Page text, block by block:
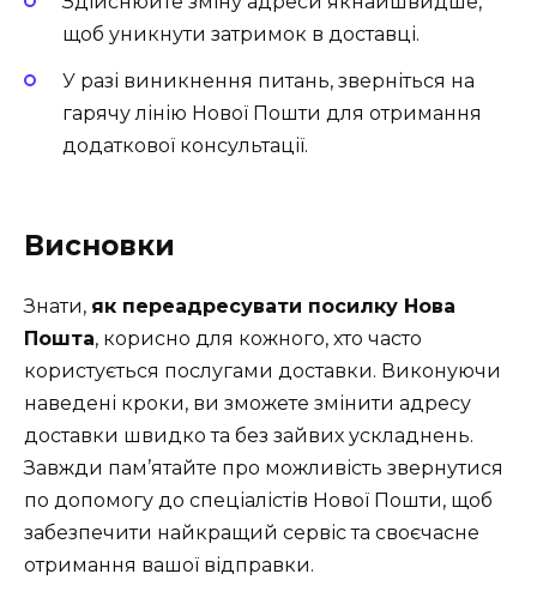
щоб уникнути затримок в доставці.
У разі виникнення питань, зверніться на
гарячу лінію Нової Пошти для отримання
додаткової консультації.
Висновки
Знати, як переадресувати посилку Нова
Пошта, корисно для кожного, хто часто
користується послугами доставки. Виконуючи
наведені кроки, ви зможете змінити адресу
доставки швидко та без зайвих ускладнень.
Завжди пам’ятайте про можливість звернутися
по допомогу до спеціалістів Нової Пошти, щоб
забезпечити найкращий сервіс та своєчасне
отримання вашої відправки.